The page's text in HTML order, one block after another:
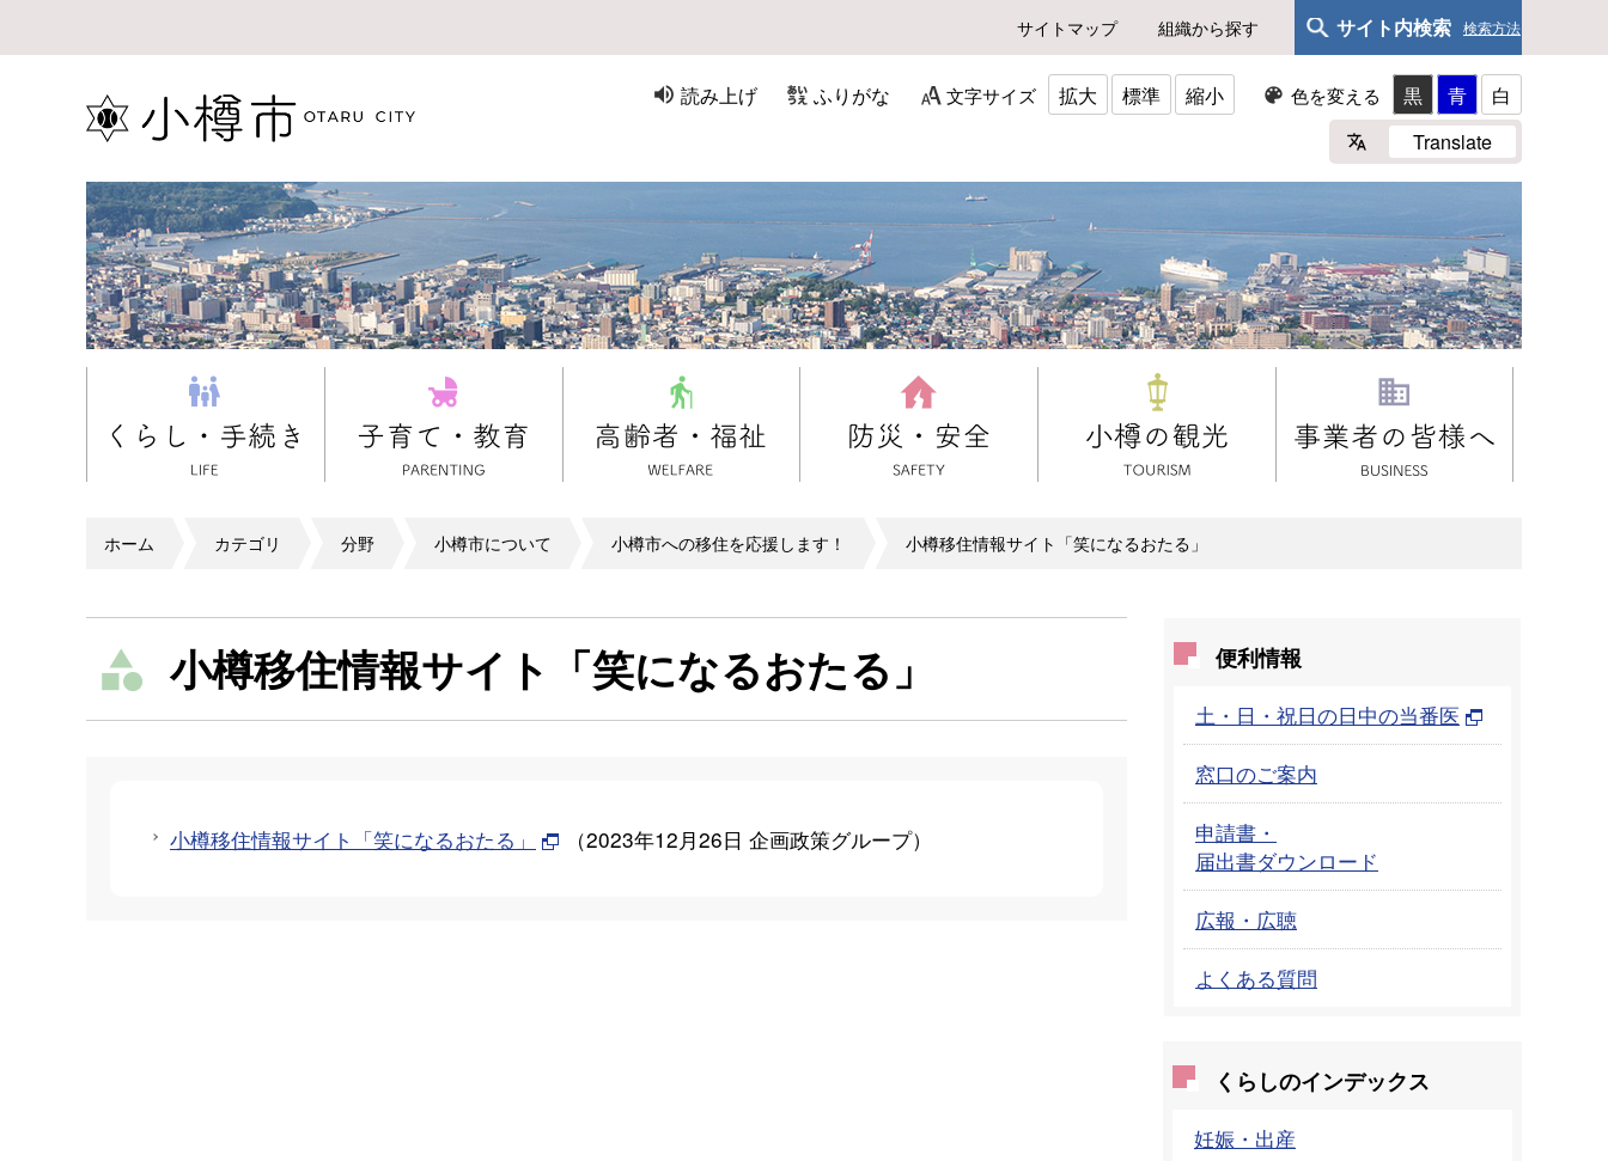
サイトマップ 組織から探す サイト内検索 検索方法
読み上げ ふりがな 文字サイズ 拡大 標準 縮小 色を変える 黒 青
白
Translate
ホーム カテゴリ 分野 小樽市について 小樽市への移住を応援します！ 小樽移住情報サイト「笑になるおたる」
小樽移住情報サイト「笑になるおたる」
小樽移住情報サイト「笑になるおたる」 （2023年12月26日 企画政策グループ）
便利情報
土・日・祝日の日中の当番医
窓口のご案内
申請書・
届出書ダウンロード
広報・広聴
よくある質問
くらしのインデックス
妊娠・出産